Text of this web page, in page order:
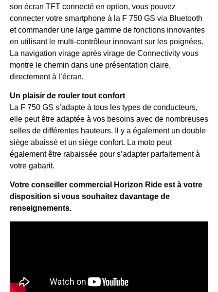
son écran TFT connecté en option, vous pouvez
connecter votre smartphone à la F 750 GS via Bluetooth
et commander une large gamme de fonctions innovantes
en utilisant le multi-contrôleur innovant sur les poignées.
La navigation virage après virage de Connectivity vous
montre le chemin dans une présentation claire,
directement à l’écran.
Un plaisir de rouler tout confort
La F 750 GS s’adapte à tous les types de conducteurs,
elle peut être adaptée à vos besoins avec de nombreuses
selles de différentes hauteurs. Il y a également un double
siège abaissé et un siège confort. La moto peut
également être rabaissée pour s’adapter parfaitement à
votre gabarit.
Votre conseiller commercial Horizon Ride est à votre
disposition si vous souhaitez davantage de
renseignements.